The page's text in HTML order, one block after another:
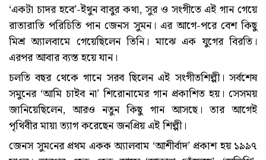
‘একটা চাদর হবে’-ইথুন বাবুর কথা, সুর ও সংগীতে এই গান গেয়ে
রাতারাতি পরিচিতি পান জেনস সুমন। এর আগে-পরে বেশ কিছু
মিশ্র অ্যালবামে গেয়েছিলেন তিনি। মাঝে এক যুগের বিরতি।
এরপর আবার ব্যস্ত হয়ে যান।
চলতি বছর থেকে গানে সরব ছিলেন এই সংগীতশিল্পী। সর্বশেষ
সমুনের ‘আমি চাইব না’ শিরোনামের গান প্রকাশিত হয়। সেসময়
জানিয়েছিলেন, আরও নতুন কিছু গান আসছে। তার আগেই
পৃথিবীর মায়া ত্যাগ করেছেন জনপ্রিয় এই শিল্পী।
জেনস সুম‌নের প্রথম একক অ্যালবাম ‘আশীর্বাদ’ প্রকাশ হয় ১৯৯৭